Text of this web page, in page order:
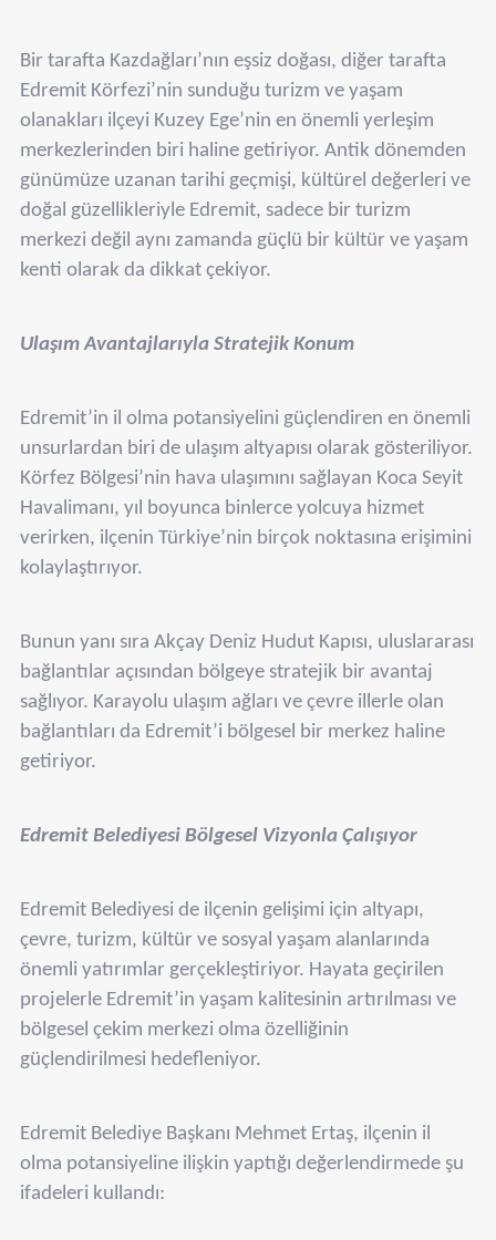
Bir tarafta Kazdağları’nın eşsiz doğası, diğer tarafta
Edremit Körfezi’nin sunduğu turizm ve yaşam
olanakları ilçeyi Kuzey Ege’nin en önemli yerleşim
merkezlerinden biri haline getiriyor. Antik dönemden
günümüze uzanan tarihi geçmişi, kültürel değerleri ve
doğal güzellikleriyle Edremit, sadece bir turizm
merkezi değil aynı zamanda güçlü bir kültür ve yaşam
kenti olarak da dikkat çekiyor.
Ulaşım Avantajlarıyla Stratejik Konum
Edremit’in il olma potansiyelini güçlendiren en önemli
unsurlardan biri de ulaşım altyapısı olarak gösteriliyor.
Körfez Bölgesi’nin hava ulaşımını sağlayan Koca Seyit
Havalimanı, yıl boyunca binlerce yolcuya hizmet
verirken, ilçenin Türkiye’nin birçok noktasına erişimini
kolaylaştırıyor.
Bunun yanı sıra Akçay Deniz Hudut Kapısı, uluslararası
bağlantılar açısından bölgeye stratejik bir avantaj
sağlıyor. Karayolu ulaşım ağları ve çevre illerle olan
bağlantıları da Edremit’i bölgesel bir merkez haline
getiriyor.
Edremit Belediyesi Bölgesel Vizyonla Çalışıyor
Edremit Belediyesi de ilçenin gelişimi için altyapı,
çevre, turizm, kültür ve sosyal yaşam alanlarında
önemli yatırımlar gerçekleştiriyor. Hayata geçirilen
projelerle Edremit’in yaşam kalitesinin artırılması ve
bölgesel çekim merkezi olma özelliğinin
güçlendirilmesi hedefleniyor.
Edremit Belediye Başkanı Mehmet Ertaş, ilçenin il
olma potansiyeline ilişkin yaptığı değerlendirmede şu
ifadeleri kullandı: